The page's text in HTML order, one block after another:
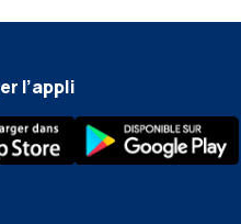
l’appli